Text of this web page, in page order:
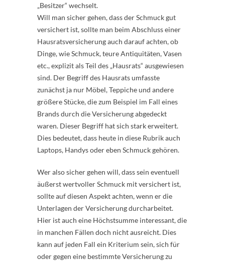
„Besitzer“ wechselt.
Will man sicher gehen, dass der Schmuck gut
versichert ist, sollte man beim Abschluss einer
Hausratsversicherung auch darauf achten, ob
Dinge, wie Schmuck, teure Antiquitäten, Vasen
etc., explizit als Teil des „Hausrats“ ausgewiesen
sind. Der Begriff des Hausrats umfasste
zunächst ja nur Möbel, Teppiche und andere
größere Stücke, die zum Beispiel im Fall eines
Brands durch die Versicherung abgedeckt
waren. Dieser Begriff hat sich stark erweitert.
Dies bedeutet, dass heute in diese Rubrik auch
Laptops, Handys oder eben Schmuck gehören.
Wer also sicher gehen will, dass sein eventuell
äußerst wertvoller Schmuck mit versichert ist,
sollte auf diesen Aspekt achten, wenn er die
Unterlagen der Versicherung durcharbeitet.
Hier ist auch eine Höchstsumme interessant, die
in manchen Fällen doch nicht ausreicht. Dies
kann auf jeden Fall ein Kriterium sein, sich für
oder gegen eine bestimmte Versicherung zu